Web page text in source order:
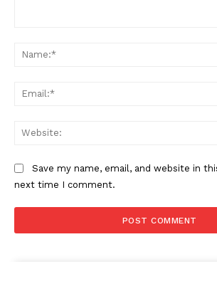
Save my name, email, and website in
next time I comment.